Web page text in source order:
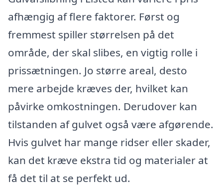
afhængig af flere faktorer. Først og
fremmest spiller størrelsen på det
område, der skal slibes, en vigtig rolle i
prissætningen. Jo større areal, desto
mere arbejde kræves der, hvilket kan
påvirke omkostningen. Derudover kan
tilstanden af gulvet også være afgørende.
Hvis gulvet har mange ridser eller skader,
kan det kræve ekstra tid og materialer at
få det til at se perfekt ud.